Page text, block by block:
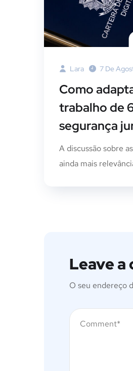
Lara 7 De
Como
trabalho de
segurança
A discussão sobre
ainda mais
Leave a
O seu endereço